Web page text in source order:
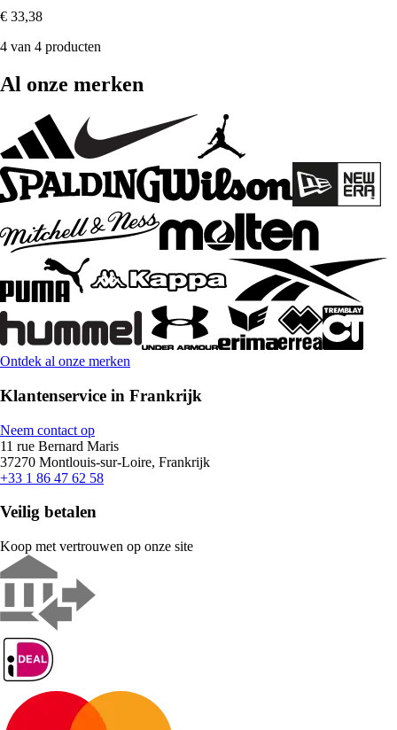
€ 33,38
4 van 4 producten
Al onze merken
Ontdek al onze merken
Klantenservice in Frankrijk
Neem contact op
11 rue Bernard Maris
37270 Montlouis-sur-Loire, Frankrijk
+33 1 86 47 62 58
Veilig betalen
Koop met vertrouwen op onze site